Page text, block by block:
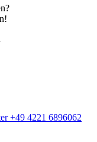
+49 4221 6896062